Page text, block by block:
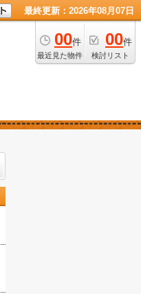
最終更新：2026年08月07日
00件
最近見た物件
00件
検討リスト